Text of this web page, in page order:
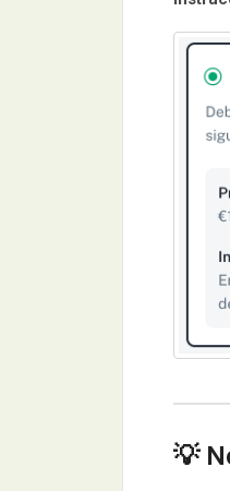
💡